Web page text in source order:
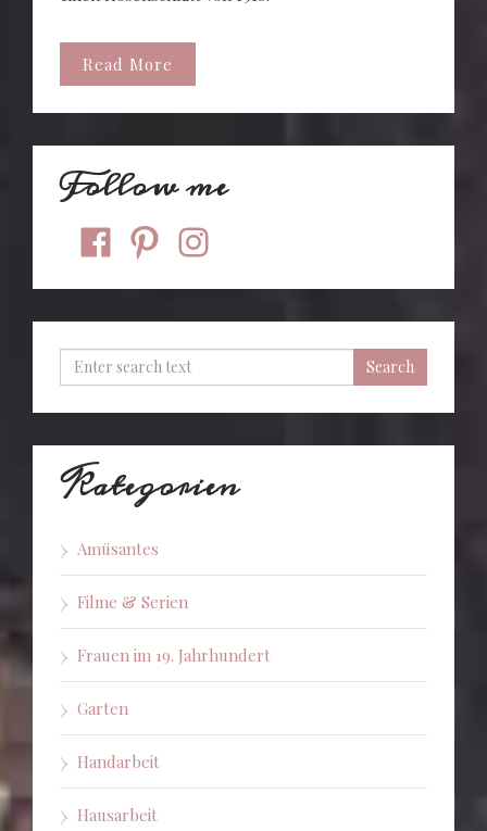
Read More
Follow me
facebookpinterestinstagram
Kategorien
Amüsantes
Filme & Serien
Frauen im 19. Jahrhundert
Garten
Handarbeit
Hausarbeit